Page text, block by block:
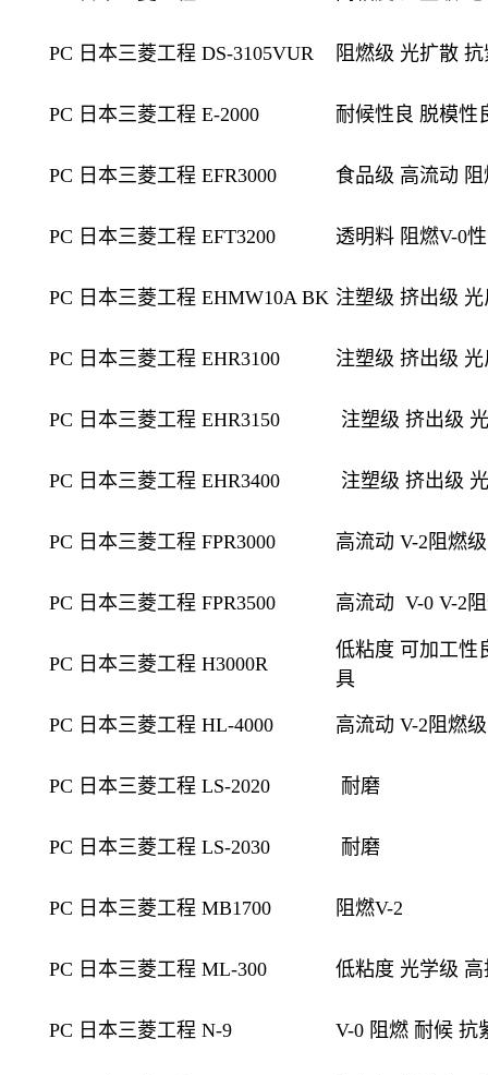
PC 日本三菱工程 DS-3105VUR 阻燃级 光扩散
PC 日本三菱工程 E-2000 耐候性良 脱模性
PC 日本三菱工程 EFR3000 食品级 高流动
PC 日本三菱工程 EFT3200 透明料 阻燃V-0
PC 日本三菱工程 EHMW10A BK 注塑级 挤出级
PC 日本三菱工程 EHR3100 注塑级 挤出级
PC 日本三菱工程 EHR3150 注塑级 挤出级
PC 日本三菱工程 EHR3400 注塑级 挤出级
PC 日本三菱工程 FPR3000 高流动 V-2阻燃
PC 日本三菱工程 FPR3500 高流动 V-0 V-2
PC 日本三菱工程 H3000R
低粘度 可加工性
具
PC 日本三菱工程 HL-4000 高流动 V-2阻燃级
PC 日本三菱工程 LS-2020 耐磨
PC 日本三菱工程 LS-2030 耐磨
PC 日本三菱工程 MB1700 阻燃V-2
PC 日本三菱工程 ML-300 低粘度 光学级
PC 日本三菱工程 N-9 V-0 阻燃 耐候 抗